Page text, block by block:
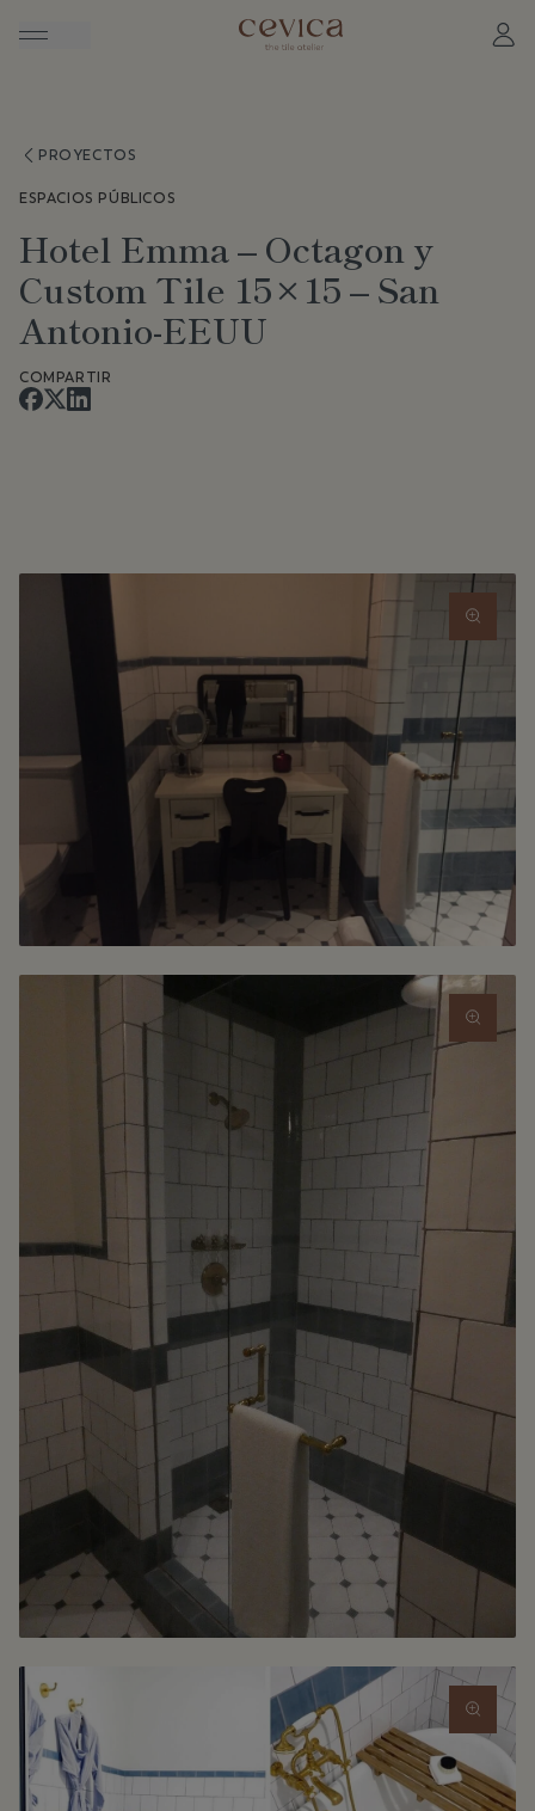
PROYECTOS
ESPACIOS PÚBLICOS
Hotel Emma – Octagon y
Custom Tile 15×15 – San
Antonio-EEUU
COMPARTIR